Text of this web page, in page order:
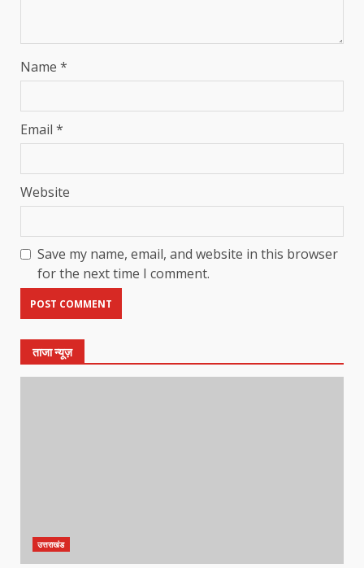
Name *
Email *
Website
Save my name, email, and website in this browser
for the next time I comment.
ताजा न्यूज़
उत्तराखंड